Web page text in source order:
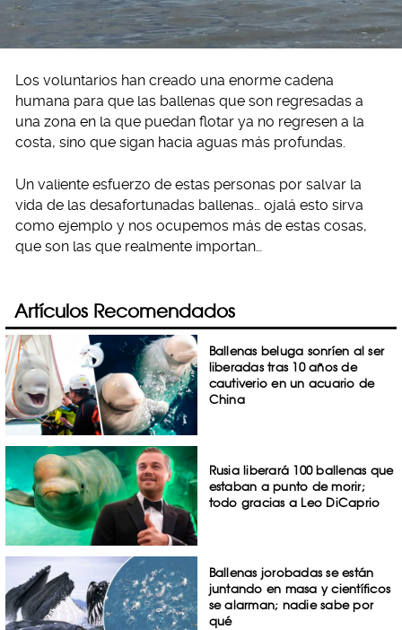
Los voluntarios han creado una enorme cadena
humana para que las ballenas que son regresadas a
una zona en la que puedan flotar ya no regresen a la
costa, sino que sigan hacia aguas más profundas.
Un valiente esfuerzo de estas personas por salvar la
vida de las desafortunadas ballenas… ojalá esto sirva
como ejemplo y nos ocupemos más de estas cosas,
que son las que realmente importan…
Artículos Recomendados
Ballenas beluga sonríen al ser
liberadas tras 10 años de
cautiverio en un acuario de
China
Rusia liberará 100 ballenas que
estaban a punto de morir;
todo gracias a Leo DiCaprio
Ballenas jorobadas se están
juntando en masa y científicos
se alarman; nadie sabe por
qué